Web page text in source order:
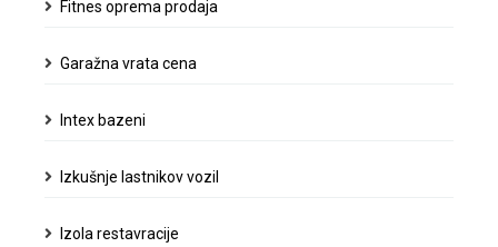
Fitnes oprema prodaja
Garažna vrata cena
Intex bazeni
Izkušnje lastnikov vozil
Izola restavracije